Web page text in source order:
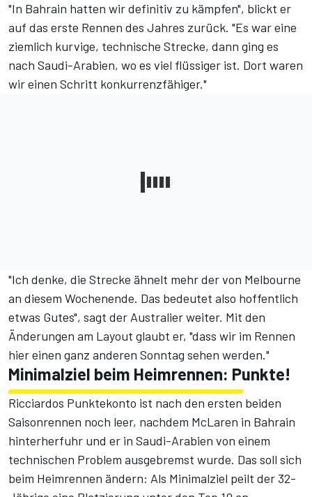
"In Bahrain hatten wir definitiv zu kämpfen", blickt er
auf das erste Rennen des Jahres zurück. "Es war eine
ziemlich kurvige, technische Strecke, dann ging es
nach Saudi-Arabien, wo es viel flüssiger ist. Dort waren
wir einen Schritt konkurrenzfähiger."
"Ich denke, die Strecke ähnelt mehr der von Melbourne
an diesem Wochenende. Das bedeutet also hoffentlich
etwas Gutes", sagt der Australier weiter. Mit den
Änderungen am Layout glaubt er, "dass wir im Rennen
hier einen ganz anderen Sonntag sehen werden."
Minimalziel beim Heimrennen: Punkte!
Ricciardos Punktekonto ist nach den ersten beiden
Saisonrennen noch leer, nachdem McLaren in Bahrain
hinterherfuhr und er in Saudi-Arabien von einem
technischen Problem ausgebremst wurde. Das soll sich
beim Heimrennen ändern: Als Minimalziel peilt der 32-